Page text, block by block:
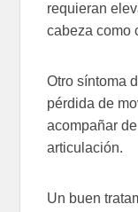
requieran
cabeza como
Otro síntoma
pérdida de
acompañar
articulación.
Un buen